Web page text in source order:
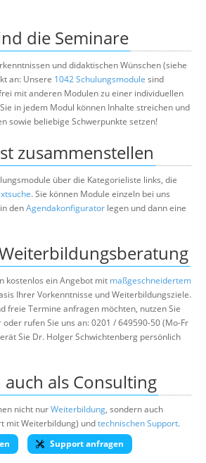
die Seminare
und didaktischen Wünschen (siehe
an: Unsere 1042 Schulungsmodule sind
mit anderen Modulen zu einer individuellen
in jedem Modul können Inhalte streichen und
sowie beliebige Schwerpunkte setzen!
zusammenstellen
über die Kategorieliste links, die
. Sie können Module einzeln bei uns
denAgendakonfigurator legen und dann eine
kostenlos ein Angebot mit maßgeschneidertem
Ihrer Vorkenntnisse und Weiterbildungsziele.
freie Termine anfragen möchten, nutzen Sie
oder rufen Sie uns an: 0201 / 649590-50 (Mo-Fr
Sie Dr. Holger Schwichtenberg persönlich
auch als Consulting
nicht nurWeiterbildung, sondern auch
mit Weiterbildung) undtechnischen Support.
Support anfragen